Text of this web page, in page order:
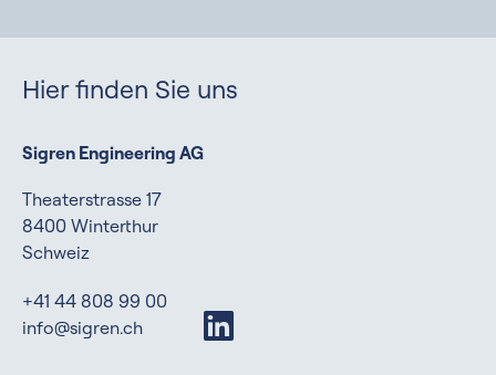
Hier finden Sie uns
Sigren Engineering AG
Theaterstrasse 17
8400 Winterthur
Schweiz
+41 44 808 99 00
info@sigren.ch